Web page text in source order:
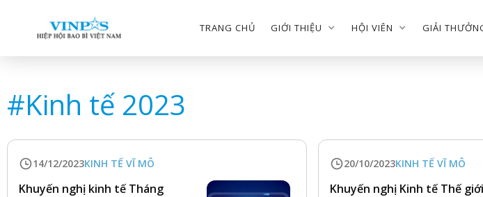
TRANG CHỦ GIỚI THIỆU HỘI VIÊN GIẢI
#Kinh tế 2023
14/12/2023KINH TẾ VĨ MÔ
Khuyến nghị kinh tế Tháng
20/10/2023KINH TẾ VĨ MÔ
Khuyến nghị Kinh tế Thế